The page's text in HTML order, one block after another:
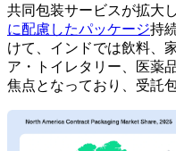
共同包装サービスが拡大
に配慮したパッケージ持
けて、インドでは飲料、
ア・トイレタリー、医薬
焦点となっており、受託